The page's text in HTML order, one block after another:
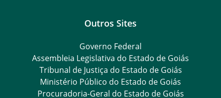
Outros Sites
Governo Federal
Assembleia Legislativa do Estado de Goiás
Tribunal de Justiça do Estado de Goiás
Ministério Público do Estado de Goiás
Procuradoria-Geral do Estado de Goiás